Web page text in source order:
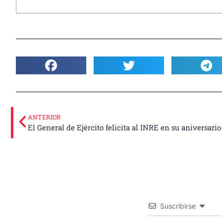
ANTERIOR
El General de Ejército felicita al INRE en su
Suscribirse